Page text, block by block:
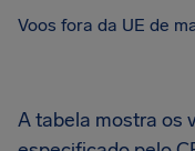
Voos fora da UE de
A tabela mostra os